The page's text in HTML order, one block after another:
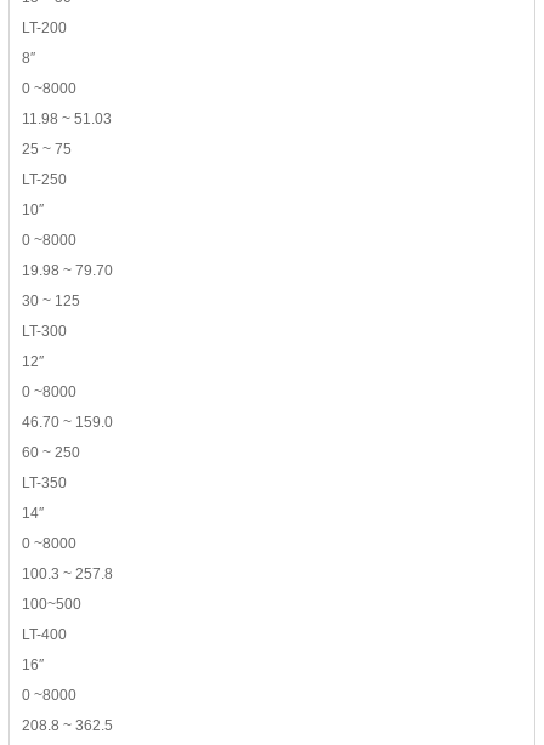
LT-200
8″
0 ~8000
11.98 ~ 51.03
25 ~ 75
LT-250
10″
0 ~8000
19.98 ~ 79.70
30 ~ 125
LT-300
12″
0 ~8000
46.70 ~ 159.0
60 ~ 250
LT-350
14″
0 ~8000
100.3 ~ 257.8
100~500
LT-400
16″
0 ~8000
208.8 ~ 362.5